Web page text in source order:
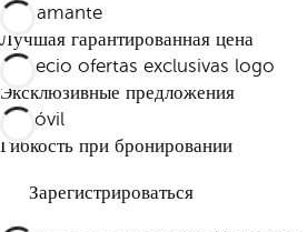
Лучшая гарантированная цена
Эксклюзивные предложения
Гибкость при бронировании
Зарегистрироваться